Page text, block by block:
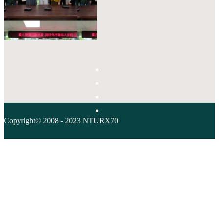
Copyright© 2008 - 2023 NTURX70